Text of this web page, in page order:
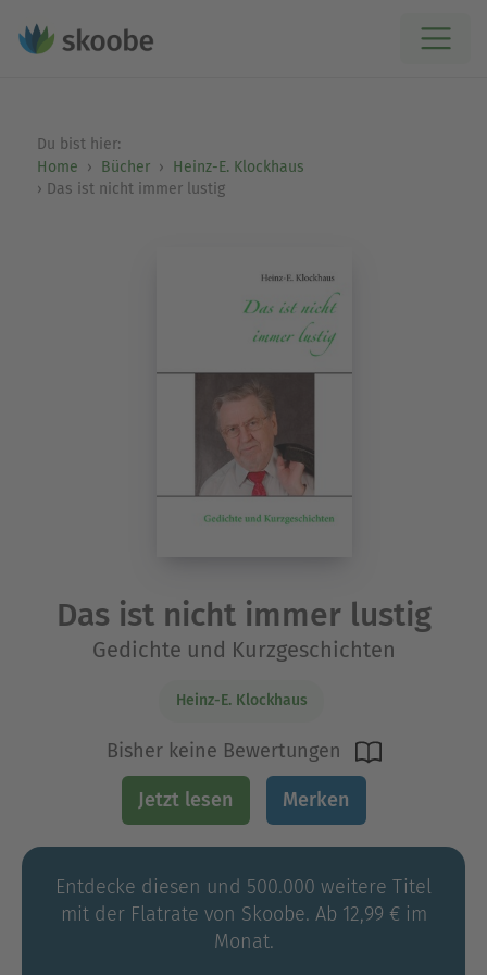
Du bist hier:
Home
Bücher
Heinz-E. Klockhaus
Das ist nicht immer lustig
Das ist nicht immer lustig
Gedichte und Kurzgeschichten
Heinz-E. Klockhaus
Bisher keine Bewertungen
Jetzt lesen Merken
Entdecke diesen und 500.000 weitere Titel
mit der Flatrate von Skoobe. Ab 12,99 € im
Monat.